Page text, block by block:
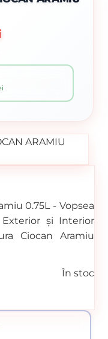
0.75L - Vopsea
și Interior
Ciocan Aramiu
În stoc